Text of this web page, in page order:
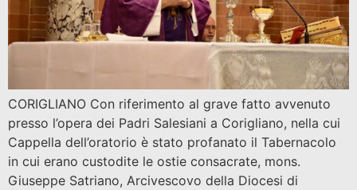
CORIGLIANO Con riferimento al grave fatto avvenuto
presso l’opera dei Padri Salesiani a Corigliano, nella cui
Cappella dell’oratorio è stato profanato il Tabernacolo
in cui erano custodite le ostie consacrate, mons.
Giuseppe Satriano, Arcivescovo della Diocesi di